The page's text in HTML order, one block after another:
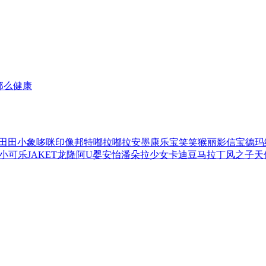
么健康
田小象哆咪印像邦特嘟拉嘟拉安墨康乐宝笑笑猴丽影信宝德玛
可乐JAKET龙隆阿U婴安怡潘朵拉少女卡迪豆马拉丁风之子天